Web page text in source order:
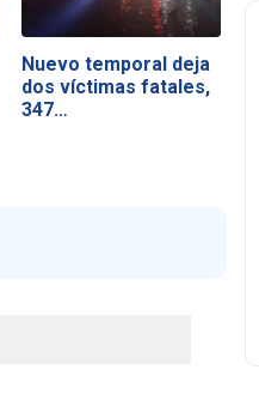
Nuevo temporal deja
dos víctimas fatales,
347…